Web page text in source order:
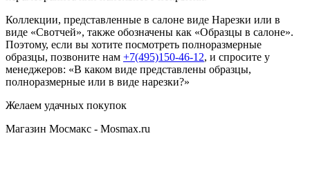
Коллекции, представленные в салоне виде Нарезки или в
виде «Свотчей», также обозначены как «Образцы в салоне».
Поэтому, если вы хотите посмотреть полноразмерные
образцы, позвоните нам +7(495)150-46-12, и спросите у
менеджеров: «В каком виде представлены образцы,
полноразмерные или в виде нарезки?»
Желаем удачных покупок
Магазин Мосмакс - Mosmax.ru